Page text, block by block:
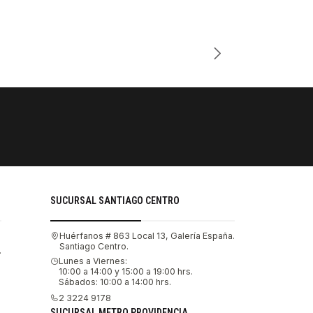
SUCURSAL SANTIAGO CENTRO
Huérfanos # 863 Local 13, Galería España.
Santiago Centro.
Lunes a Viernes:
10:00 a 14:00 y 15:00 a 19:00 hrs.
Sábados: 10:00 a 14:00 hrs.
2 3224 9178